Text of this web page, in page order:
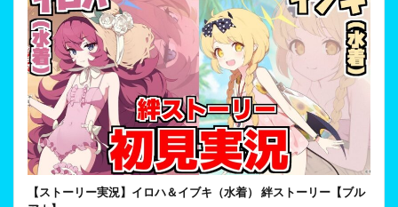
【ストーリー実況】イロハ＆イブキ（水着） 絆ストーリー【ブル